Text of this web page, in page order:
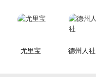
尤里宝 德州人社